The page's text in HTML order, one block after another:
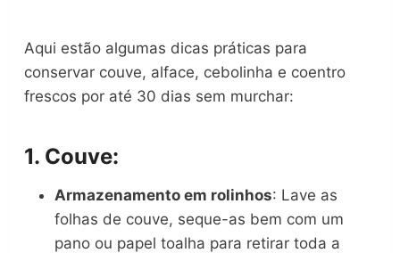
Aqui estão algumas dicas práticas para
conservar couve, alface, cebolinha e coentro
frescos por até 30 dias sem murchar:
1. Couve:
Armazenamento em rolinhos: Lave as
folhas de couve, seque-as bem com um
pano ou papel toalha para retirar toda a